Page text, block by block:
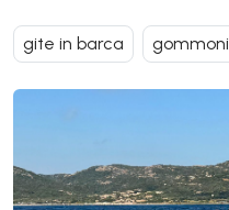
gite in barca gommoni